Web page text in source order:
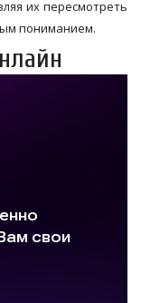
их пересмотреть
пониманием.